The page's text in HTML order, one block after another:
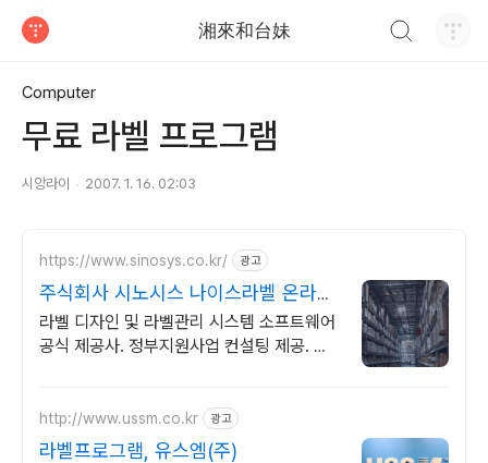
湘來和台妹
Computer
무료 라벨 프로그램
시앙라이 2007. 1. 16. 02:03
https://www.sinosys.co.kr/ 광고
주식회사 시노시스 나이스라벨 온라인
문의 가능
라벨 디자인 및 라벨관리 시스템 소프트웨어
공식 제공사. 정부지원사업 컨설팅 제공. 스
http://www.ussm.co.kr 광고
라벨프로그램, 유스엠(주)